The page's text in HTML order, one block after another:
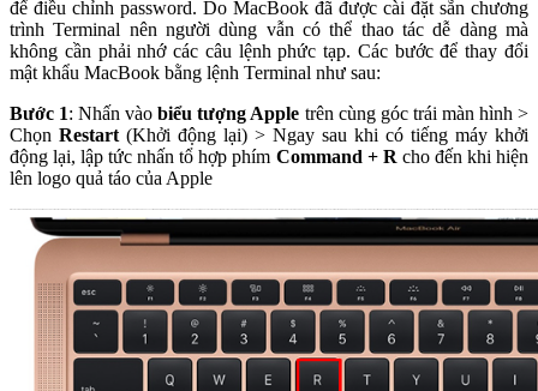
để điều chỉnh password. Do MacBook đã được cài đặt sẵn chương
trình Terminal nên người dùng vẫn có thể thao tác dễ dàng mà
không cần phải nhớ các câu lệnh phức tạp. Các bước để thay đổi
mật khẩu MacBook bằng lệnh Terminal như sau:
Bước 1: Nhấn vàobiểu tượng Apple trên cùng góc trái màn hình >
Chọn Restart (Khởi động lại) > Ngay sau khi có tiếng máy khởi
động lại, lập tức nhấn tổ hợp phím Command + R cho đến khi hiện
lên logo quả táo của Apple